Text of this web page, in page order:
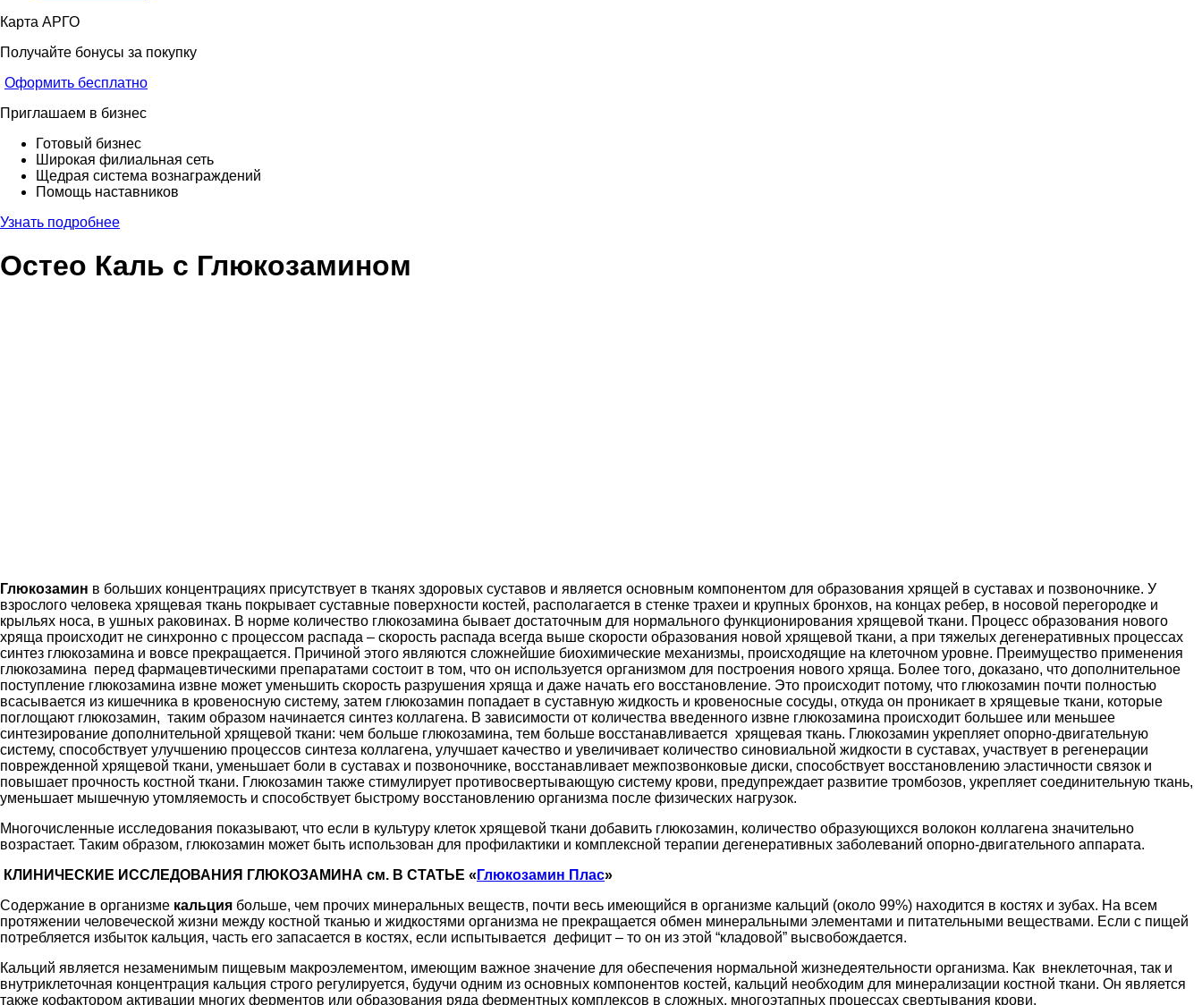
Карта АРГО
Получайте бонусы за покупку
Оформить бесплатно
Приглашаем в бизнес
Готовый бизнес
Широкая филиальная сеть
Щедрая система вознаграждений
Помощь наставников
Узнать подробнее
Остео Каль с Глюкозамином
Глюкозамин в больших концентрациях присутствует в тканях здоровых суставов и является основным компонентом для образования хрящей в суставах и позвоночнике. У
взрослого человека хрящевая ткань покрывает суставные поверхности костей, располагается в стенке трахеи и крупных бронхов, на концах ребер, в носовой перегородке и
крыльях носа, в ушных раковинах. В норме количество глюкозамина бывает достаточным для нормального функционирования хрящевой ткани. Процесс образования нового
хряща происходит не синхронно с процессом распада – скорость распада всегда выше скорости образования новой хрящевой ткани, а при тяжелых дегенеративных процессах
синтез глюкозамина и вовсе прекращается. Причиной этого являются сложнейшие биохимические механизмы, происходящие на клеточном уровне. Преимущество применения
глюкозамина перед фармацевтическими препаратами состоит в том, что он используется организмом для построения нового хряща. Более того, доказано, что дополнительное
поступление глюкозамина извне может уменьшить скорость разрушения хряща и даже начать его восстановление. Это происходит потому, что глюкозамин почти полностью
всасывается из кишечника в кровеносную систему, затем глюкозамин попадает в суставную жидкость и кровеносные сосуды, откуда он проникает в хрящевые ткани, которые
поглощают глюкозамин, таким образом начинается синтез коллагена. В зависимости от количества введенного извне глюкозамина происходит большее или меньшее
синтезирование дополнительной хрящевой ткани: чем больше глюкозамина, тем больше восстанавливается хрящевая ткань. Глюкозамин укрепляет опорно-двигательную
систему, способствует улучшению процессов синтеза коллагена, улучшает качество и увеличивает количество синовиальной жидкости в суставах, участвует в регенерации
поврежденной хрящевой ткани, уменьшает боли в суставах и позвоночнике, восстанавливает межпозвонковые диски, способствует восстановлению эластичности связок и
повышает прочность костной ткани. Глюкозамин также стимулирует противосвертывающую систему крови, предупреждает развитие тромбозов, укрепляет соединительную ткань,
уменьшает мышечную утомляемость и способствует быстрому восстановлению организма после физических нагрузок.
Многочисленные исследования показывают, что если в культуру клеток хрящевой ткани добавить глюкозамин, количество образующихся волокон коллагена значительно
возрастает. Таким образом, глюкозамин может быть использован для профилактики и комплексной терапии дегенеративных заболеваний опорно-двигательного аппарата.
КЛИНИЧЕСКИЕ ИССЛЕДОВАНИЯ ГЛЮКОЗАМИНА см. В СТАТЬЕ « Глюкозамин Плас»
Содержание в организме кальция больше, чем прочих минеральных веществ, почти весь имеющийся в организме кальций (около 99%) находится в костях и зубах. На всем
протяжении человеческой жизни между костной тканью и жидкостями организма не прекращается обмен минеральными элементами и питательными веществами. Если с пищей
потребляется избыток кальция, часть его запасается в костях, если испытывается дефицит – то он из этой “кладовой” высвобождается.
Кальций является незаменимым пищевым макроэлементом, имеющим важное значение для обеспечения нормальной жизнедеятельности организма. Как внеклеточная, так и
внутриклеточная концентрация кальция строго регулируется, будучи одним из основных компонентов костей, кальций необходим для минерализации костной ткани. Он является
также кофактором активации многих ферментов или образования ряда ферментных комплексов в сложных, многоэтапных процессах свертывания крови.